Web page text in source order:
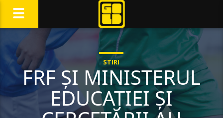
STIRI
FRF ȘI MINISTERUL
EDUCAȚIEI ȘI